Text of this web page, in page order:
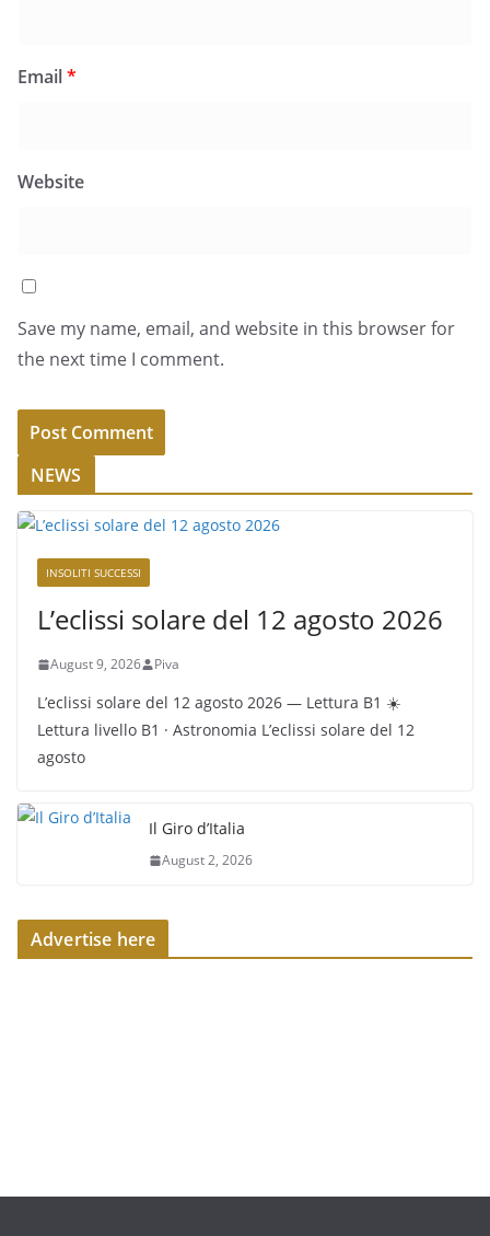
Email*
Website
Save my name, email, and website in this browser for
the next time I comment.
NEWS
INSOLITI SUCCESSI
L’eclissi solare del 12 agosto 2026
August 9, 2026 Piva
L’eclissi solare del 12 agosto 2026 — Lettura B1 ☀️
Lettura livello B1 · Astronomia L’eclissi solare del 12
agosto
Il Giro d’Italia
August 2, 2026
Advertise here